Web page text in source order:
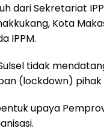
dari Sekretariat
Kota
IPPM.
tidak
(lockdown)
upaya